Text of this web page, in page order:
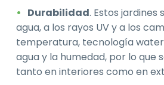
Durabilidad. Estos jardines
agua, a los rayos UV y a los
temperatura, tecnología
agua y la humedad, por lo que
tanto en interiores como en